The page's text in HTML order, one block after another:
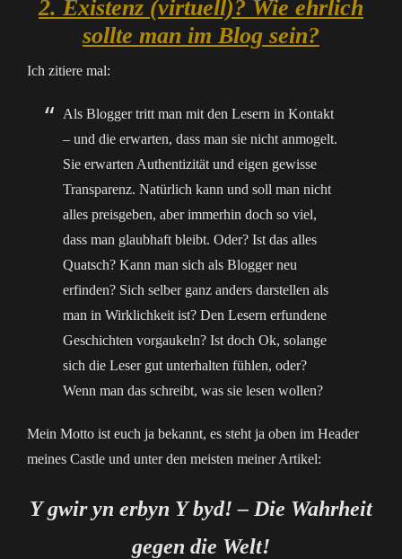
2. Existenz (virtuell)? Wie ehrlich
sollte man im Blog sein?
Ich zitiere mal:
Als Blogger tritt man mit den Lesern in Kontakt
– und die erwarten, dass man sie nicht anmogelt.
Sie erwarten Authentizität und eigen gewisse
Transparenz. Natürlich kann und soll man nicht
alles preisgeben, aber immerhin doch so viel,
dass man glaubhaft bleibt. Oder? Ist das alles
Quatsch? Kann man sich als Blogger neu
erfinden? Sich selber ganz anders darstellen als
man in Wirklichkeit ist? Den Lesern erfundene
Geschichten vorgaukeln? Ist doch Ok, solange
sich die Leser gut unterhalten fühlen, oder?
Wenn man das schreibt, was sie lesen wollen?
Mein Motto ist euch ja bekannt, es steht ja oben im Header
meines Castle und unter den meisten meiner Artikel:
Y gwir yn erbyn Y byd! – Die Wahrheit
gegen die Welt!